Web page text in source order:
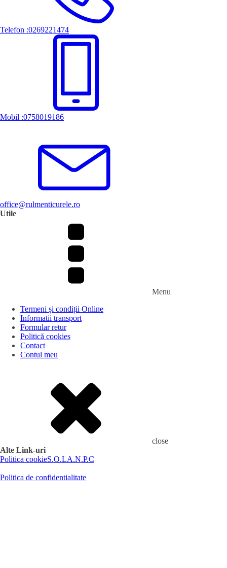
Telefon :0269221474
Mobil :0758019186
office@rulmenticurele.ro
Utile
Menu
Termeni și condiții Online
Informatii transport
Formular retur
Politică cookies
Contact
Contul meu
close
Alte Link-uri
Politica cookieS.O.LA.N.P.C
Politica de confidentialitate